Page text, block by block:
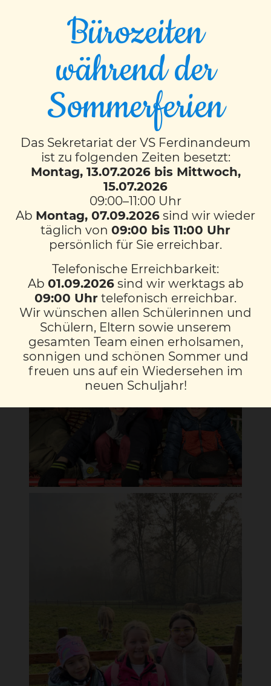
Wandertag der 2S und
Am 7. November 2024 erlebten die
Schülerinnen und Schüler der
Partnerklassen 2S und 4S einen tollen
Wandertag am Lustbühel. Auf dem Weg
begegneten wir Kühen, Eseln, Ziegen und
Schafen. Im Wald machten wir eine
Frühstückspause und spielten gemeinsam.
Spielplatz, wo die Kinder sich austoben
konnten. Ein abwechslungsreicher und
schöner Tag in der Natur!
Bürozeiten
während der
Sommerferien
Das Sekretariat der VS Ferdinandeum
ist zu folgenden Zeiten besetzt:
Montag, 13.07.2026 bis Mittwoch,
15.07.2026
09:00–11:00 Uhr
Ab Montag, 07.09.2026 sind wir wieder
täglich von 09:00 bis 11:00 Uhr
persönlich für Sie erreichbar.
Telefonische Erreichbarkeit:
Ab 01.09.2026sind wir werktags ab
09:00 Uhr telefonisch erreichbar.
Wir wünschen allen Schülerinnen und
Schülern, Eltern sowie unserem
gesamten Team einen erholsamen,
sonnigen und schönen Sommer und
freuen uns auf ein Wiedersehen im
neuen Schuljahr!